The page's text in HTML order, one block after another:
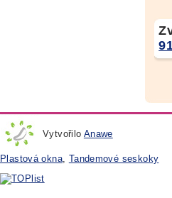
Vytvořilo Anawe
Plastová okna, Tandemové seskoky